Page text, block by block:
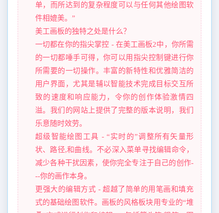
单，而所达到的复杂程度可以与任何其他绘图软
件相媲美。”
美工画板的独特之处是什么？
一切都在你的指尖掌控 - 在美工画板2中，你所需
的一切都唾手可得，你可以用指尖控制键进行你
所需要的一切操作。丰富的新特性和优雅简洁的
用户界面，尤其是辅以智能技术完成目标交互所
致的速度和响应能力，令你的创作体验激情四
溢。我们的网站上提供了完整的版本说明，我们
乐意随时效劳。
超级智能绘图工具 - “实时的”调整所有矢量形
状、路径,和曲线。不必深入菜单寻找编辑命令，
减少各种干扰因素，使你完全专注于自己的创作-
--你的画作本身。
更强大的编辑方式 - 超越了简单的用笔画和填充
式的基础绘图软件。画板的风格板块用专业的“堆